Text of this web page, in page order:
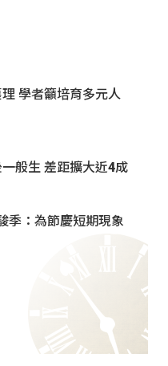
學者籲培育多元人
般生 差距擴大近4成
季：為節慶短期現象